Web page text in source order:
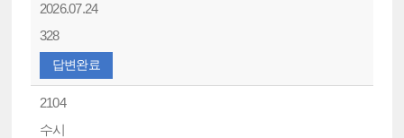
2026.07.24
328
답변완료
2104
수시